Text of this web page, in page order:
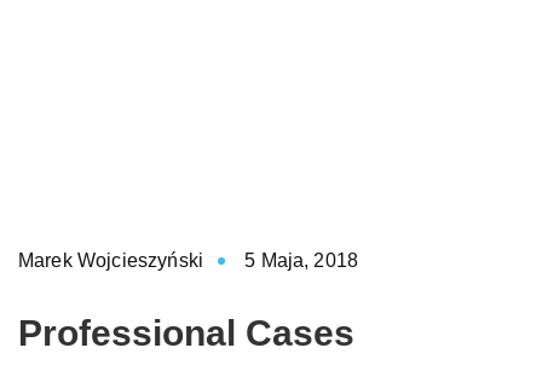
Marek Wojcieszyński 5 Maja, 2018
Professional Cases